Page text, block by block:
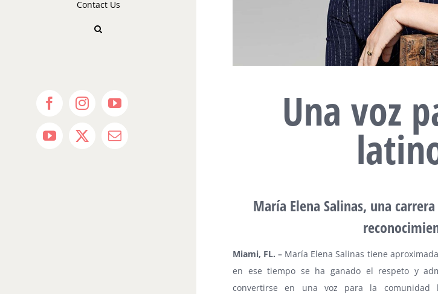
Contact Us
FacebookInstagramYouTube
YouTube
X Email
Una voz
María Elena Salinas, una
Miami, FL. – María Elena Salinas tiene
en ese tiempo se ha ganado el respeto y
convertirse en una voz para la comunidad